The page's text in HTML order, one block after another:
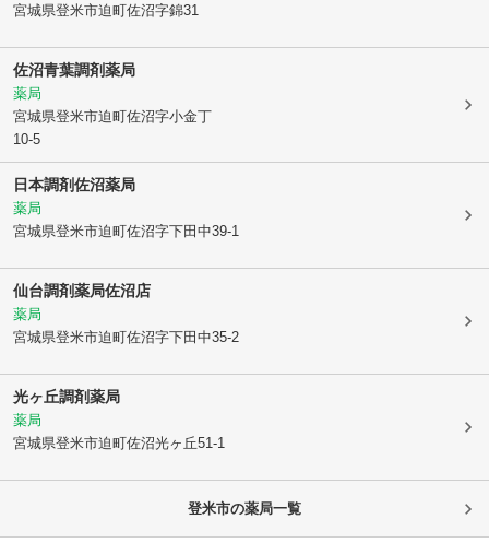
宮城県登米市迫町佐沼字錦31
佐沼青葉調剤薬局
薬局
宮城県登米市迫町佐沼字小金丁
10-5
日本調剤佐沼薬局
薬局
宮城県登米市迫町佐沼字下田中39-1
仙台調剤薬局佐沼店
薬局
宮城県登米市迫町佐沼字下田中35-2
光ヶ丘調剤薬局
薬局
宮城県登米市迫町佐沼光ヶ丘51-1
登米市の薬局一覧